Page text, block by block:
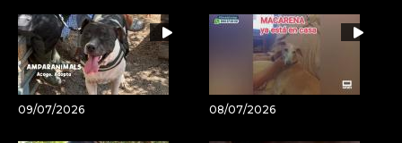
09/07/2026 08/07/2026